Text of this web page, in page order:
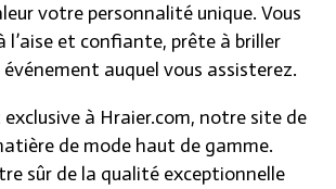
votre personnalité unique. Vous
l’aise et confiante, prête à briller
événement auquel vous assisterez.
à Hraier.com, notre site de
de mode haut de gamme.
sûr de la qualité exceptionnelle